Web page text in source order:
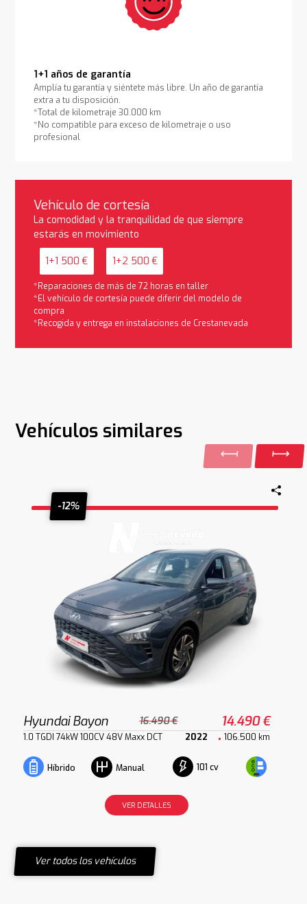
1+1 años de garantía
Amplía tu garantía y siéntete más libre. Un año de garantía
extra a tu disposición.
*Total de kilometraje 30.000 km
*No compatible para exceso de kilometraje o uso
profesional
Vehículo de cortesía
La comodidad y la tranquilidad de que siempre
estarás en movimiento
1+1 500 € 1+2 500 €
*Reparaciones de más de 72 horas en taller
*El vehículo de cortesía puede diferir del modelo de
compra
*Recogida y entrega en instalaciones de Crestanevada
Vehículos similares
-12%
Hyundai Bayon 16.490 € 14.490 €
1.0 TGDI 74kW 100CV 48V Maxx DCT 2022 106.500 km
Híbrido Manual 101 cv
VER DETALLES
Ver todos los vehículos